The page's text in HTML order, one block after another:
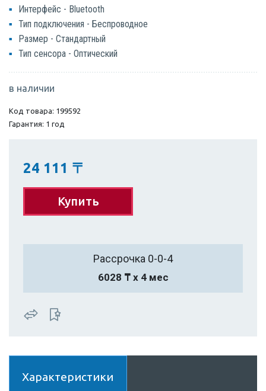
Интерфейс - Bluetooth
Тип подключения - Беспроводное
Размер - Стандартный
Тип сенсора - Оптический
в наличии
Код товара: 199592
Гарантия: 1 год
24 111 〒
Купить
Рассрочка 0-0-4
6028 ₸ х 4 мес
Характеристики